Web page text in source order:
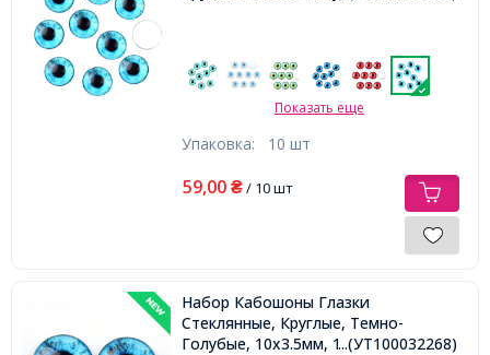
Показать еще
Упаковка: 10 шт
59,00 ₴/ 10 шт
Набор Кабошоны Глазки
Стеклянные, Круглые, Темно-
Голубые, 10x3.5мм, 1000шт/упак,
...(УТ100032268)